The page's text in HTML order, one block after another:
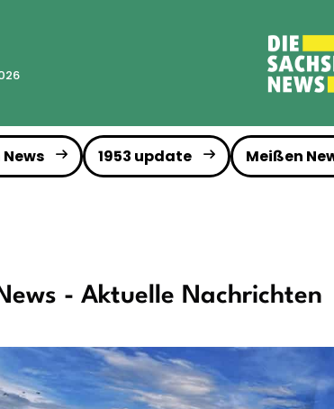
1953 update Meißen
- Aktuelle Nachrichten